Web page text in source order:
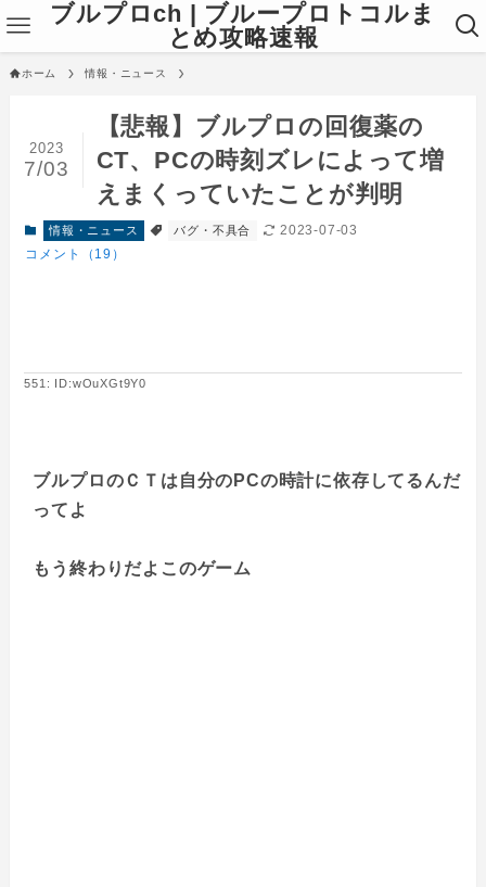
ブルプロch | ブループロトコルま
とめ攻略速報
ホーム 情報・ニュース
【悲報】ブルプロの回復薬の
CT、PCの時刻ズレによって増
えまくっていたことが判明
2023
7/03
情報・ニュース バグ・不具合
2023-07-03
コメント（19）
551: ID:wOuXGt9Y0
ブルプロのＣＴは自分のPCの時計に依存してるんだ
ってよ
もう終わりだよこのゲーム